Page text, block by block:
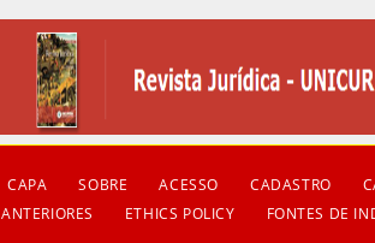
CAPA SOBRE ACESSO CADASTRO
ANTERIORES
ETHICS POLICY FONTES DE